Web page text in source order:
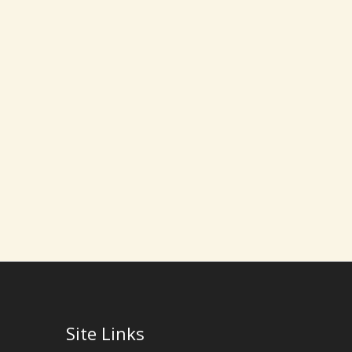
Site Links